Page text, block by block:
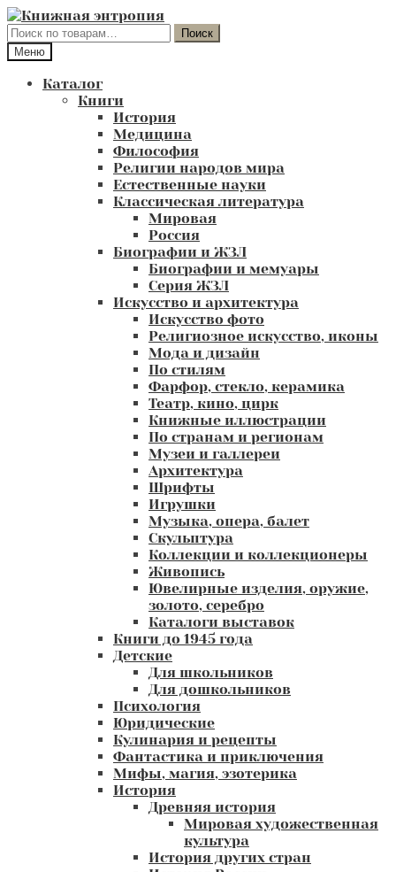
Перейти
к
навигации
Перейти
к
содержимому
Искать:
Поиск
Меню
Каталог
Книги
История
Медицина
Философия
Религии народов мира
Естественные науки
Классическая литература
Мировая
Россия
Биографии и ЖЗЛ
Биографии и мемуары
Серия ЖЗЛ
Искусство и архитектура
Искусство фото
Религиозное искусство, иконы
Мода и дизайн
По стилям
Фарфор, стекло, керамика
Театр, кино, цирк
Книжные иллюстрации
По странам и регионам
Музеи и галлереи
Архитектура
Шрифты
Игрушки
Музыка, опера, балет
Скульптура
Коллекции и коллекционеры
Живопись
Ювелирные изделия, оружие,
золото, серебро
Каталоги выставок
Книги до 1945 года
Детские
Для школьников
Для дошкольников
Психология
Юридические
Кулинария и рецепты
Фантастика и приключения
Мифы, магия, эзотерика
История
Древняя история
Мировая художественная
культура
История других стран